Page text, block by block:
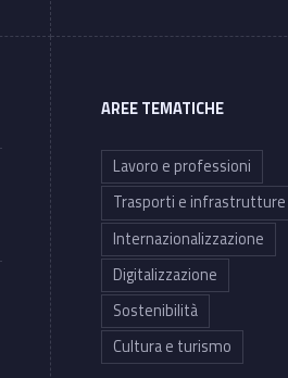
AREE TEMATICHE
Lavoro e professioni
Trasporti e infrastrutture
Internazionalizzazione
Digitalizzazione
Sostenibilità
Cultura e turismo